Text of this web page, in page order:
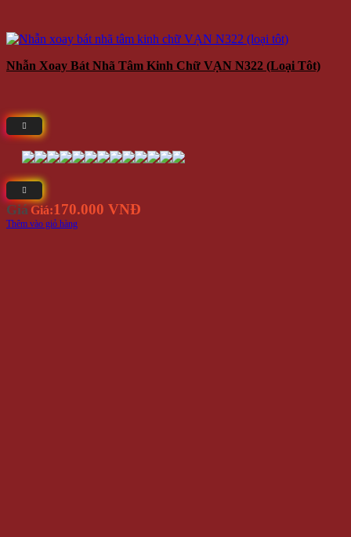
Nhẫn Xoay Bát Nhã Tâm Kinh Chữ VẠN N322 (loại Tôt)
Giá Giá:170.000 VNĐ
Thêm vào giỏ hàng